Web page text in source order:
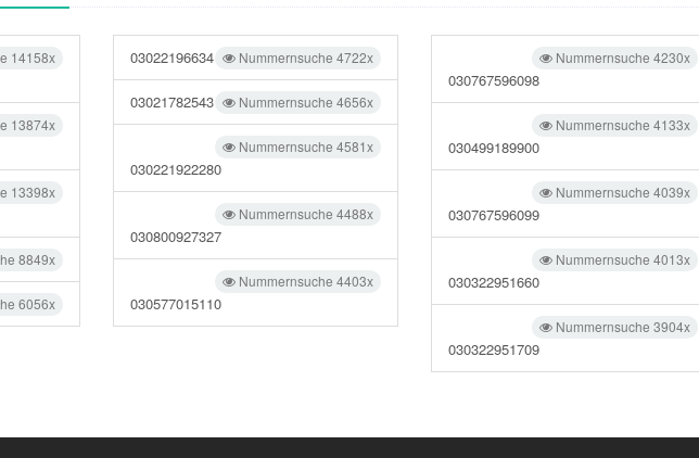
14158x
13874x
13398x
8849x
6056x
Nummernsuche 4722x
03022196634
Nummernsuche 4656x
03021782543
Nummernsuche 4581x
030221922280
Nummernsuche 4488x
030800927327
Nummernsuche 4403x
030577015110
Nummernsuche 4230x
030767596098
Nummernsuche 4133x
030499189900
Nummernsuche 4039x
030767596099
Nummernsuche 4013x
030322951660
Nummernsuche 3904x
030322951709